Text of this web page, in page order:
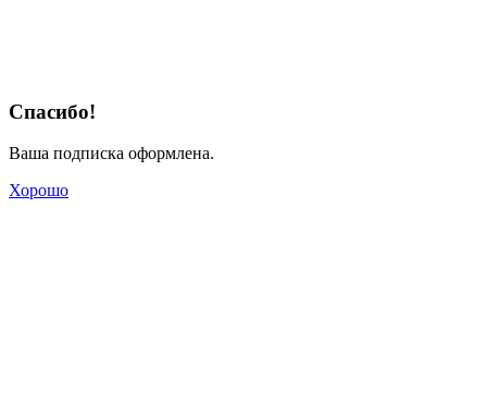
Спасибо!
Ваша подписка оформлена.
Хорошо